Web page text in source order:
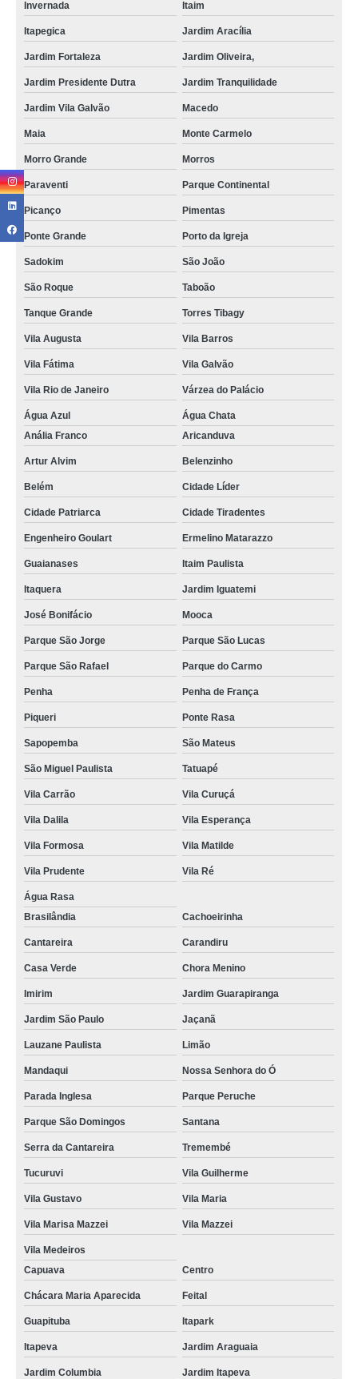
Invernada Itaim
Itapegica Jardim Aracília
Jardim Fortaleza Jardim Oliveira,
Jardim Presidente Dutra Jardim Tranquilidade
Jardim Vila Galvão Macedo
Maia Monte Carmelo
Morro Grande Morros
Paraventi Parque Continental
Picanço Pimentas
Ponte Grande Porto da Igreja
Sadokim São João
São Roque Taboão
Tanque Grande Torres Tibagy
Vila Augusta Vila Barros
Vila Fátima Vila Galvão
Vila Rio de Janeiro Várzea do Palácio
Água Azul
Água Chata
Anália Franco
Aricanduva
Artur Alvim Belenzinho
Belém Cidade Líder
Cidade Patriarca Cidade Tiradentes
Engenheiro Goulart Ermelino Matarazzo
Guaianases Itaim Paulista
Itaquera Jardim Iguatemi
José Bonifácio Mooca
Parque São Jorge Parque São Lucas
Parque São Rafael Parque do Carmo
Penha Penha de França
Piqueri Ponte Rasa
Sapopemba São Mateus
São Miguel Paulista Tatuapé
Vila Carrão Vila Curuçá
Vila Dalila Vila Esperança
Vila Formosa Vila Matilde
Vila Prudente Vila Ré
Água Rasa
Brasilândia
Cachoeirinha
Cantareira Carandiru
Casa Verde Chora Menino
Imirim Jardim Guarapiranga
Jardim São Paulo Jaçanã
Lauzane Paulista Limão
Mandaqui Nossa Senhora do Ó
Parada Inglesa Parque Peruche
Parque São Domingos Santana
Serra da Cantareira Tremembé
Tucuruvi Vila Guilherme
Vila Gustavo Vila Maria
Vila Marisa Mazzei Vila Mazzei
Vila Medeiros
Capuava
Centro
Chácara Maria Aparecida Feital
Guapituba Itapark
Itapeva Jardim Araguaia
Jardim Columbia Jardim Itapeva